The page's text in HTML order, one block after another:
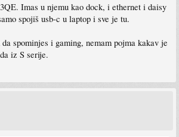
Imas u njemu kao dock, i ethernet i daisy
spojiš usb-c u laptop i sve je tu.
spominjes i gaming, nemam pojma kakav je
iz S serije.